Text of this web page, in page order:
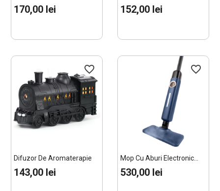
Sapun...
170,00 lei 152,00 lei
favorite_border
Difuzor De Aromaterapie
Cu...
143,00 lei
favorite_border
Mop Cu Aburi Electronic...
530,00 lei